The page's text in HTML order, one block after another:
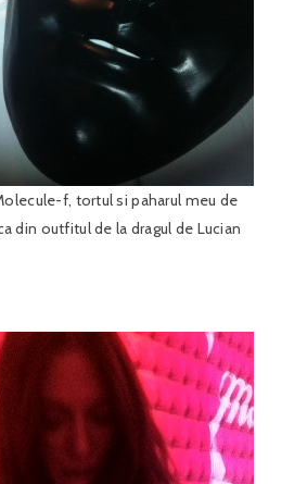
f, tortul si paharul meu de
din outfitul de la dragul de Lucian